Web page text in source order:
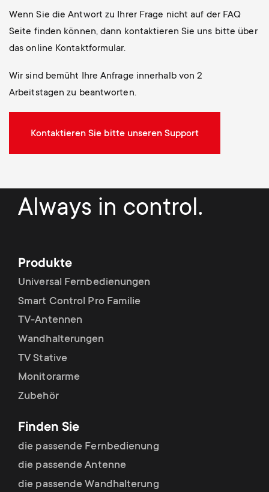
Wenn Sie die Antwort zu Ihrer Frage nicht auf der FAQ
Seite finden können, dann kontaktieren Sie uns bitte über
das online Kontaktformular.
Wir sind bemüht Ihre Anfrage innerhalb von 2
Arbeitstagen zu beantworten.
Kontaktieren Sie bitte unseren Support
Always in control.
Produkte
Universal Fernbedienungen
Smart Control Pro Familie
TV-Antennen
Wandhalterungen
TV Stative
Monitorarme
Zubehör
Finden Sie
die passende Fernbedienung
die passende Antenne
die passende Wandhalterung